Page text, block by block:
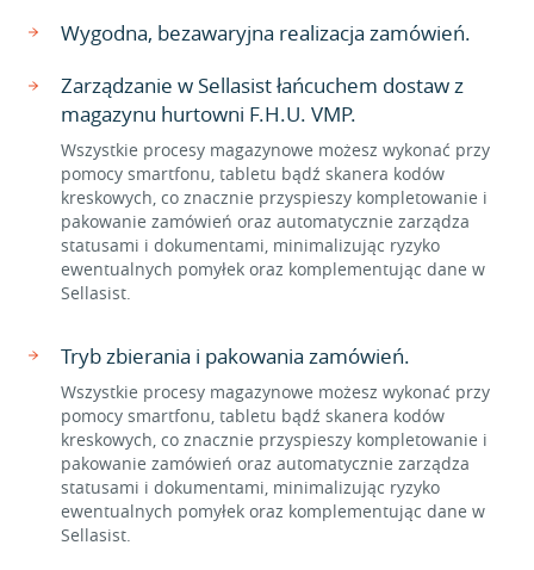
Wygodna, bezawaryjna realizacja zamówień.
Zarządzanie w Sellasist łańcuchem dostaw z
magazynu hurtowni F.H.U. VMP.
Wszystkie procesy magazynowe możesz wykonać przy
pomocy smartfonu, tabletu bądź skanera kodów
kreskowych, co znacznie przyspieszy kompletowanie i
pakowanie zamówień oraz automatycznie zarządza
statusami i dokumentami, minimalizując ryzyko
ewentualnych pomyłek oraz komplementując dane w
Sellasist.
Tryb zbierania i pakowania zamówień.
Wszystkie procesy magazynowe możesz wykonać przy
pomocy smartfonu, tabletu bądź skanera kodów
kreskowych, co znacznie przyspieszy kompletowanie i
pakowanie zamówień oraz automatycznie zarządza
statusami i dokumentami, minimalizując ryzyko
ewentualnych pomyłek oraz komplementując dane w
Sellasist.